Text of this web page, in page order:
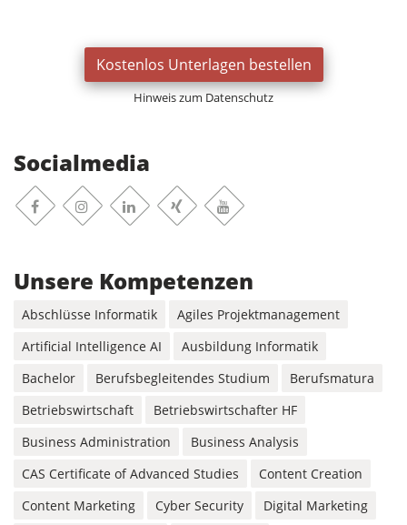
Kostenlos Unterlagen bestellen
Hinweis zum Datenschutz
Socialmedia
FacebookInstagramLinkedinXing Youtube
Unsere Kompetenzen
Abschlüsse Informatik
Agiles Projektmanagement
Artificial Intelligence AI
Ausbildung Informatik
Bachelor
Berufsbegleitendes Studium
Berufsmatura
Betriebswirtschaft
Betriebswirtschafter HF
Business Administration
Business Analysis
CAS Certificate of Advanced Studies
Content Creation
Content Marketing
Cyber Security
Digital Marketing